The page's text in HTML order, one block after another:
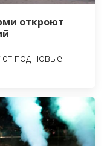
откроют
под новые